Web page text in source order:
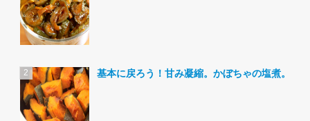
基本に戻ろう！甘み凝縮。かぼちゃの塩煮。